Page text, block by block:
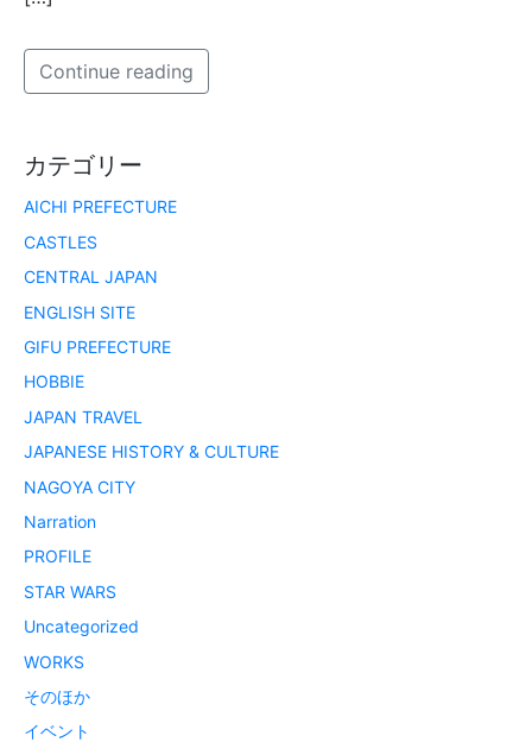
Continue reading
カテゴリー
AICHI PREFECTURE
CASTLES
CENTRAL JAPAN
ENGLISH SITE
GIFU PREFECTURE
HOBBIE
JAPAN TRAVEL
JAPANESE HISTORY & CULTURE
NAGOYA CITY
Narration
PROFILE
STAR WARS
Uncategorized
WORKS
そのほか
イベント